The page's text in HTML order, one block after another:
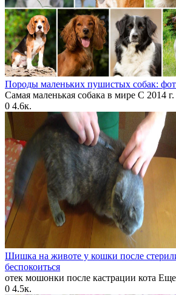
Породы маленьких пушистых собак:
Самая маленькая собака в мире С 2014
0 4.6к.
Шишка на животе у кошки после
беспокоиться
отек мошонки после кастрации кота Еще
0 4.5к.